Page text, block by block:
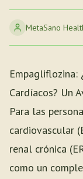
MetaSano
Empagliflozina:
Cardíacos? Un
Para las
cardiovascular
renal crónica
como un